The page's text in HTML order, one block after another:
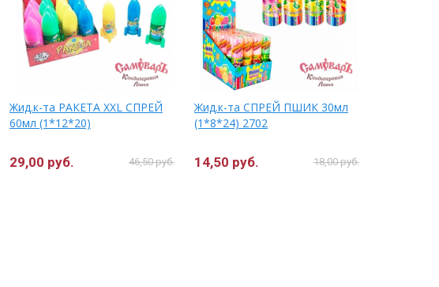
Жид.к-та РАКЕТА XXL СПРЕЙ
60мл (1*12*20)
29,00 руб. 46,50 руб.
Жид.к-та СПРЕЙ ПШИК 30мл
(1*8*24) 2702
14,50 руб. 18,00 руб.